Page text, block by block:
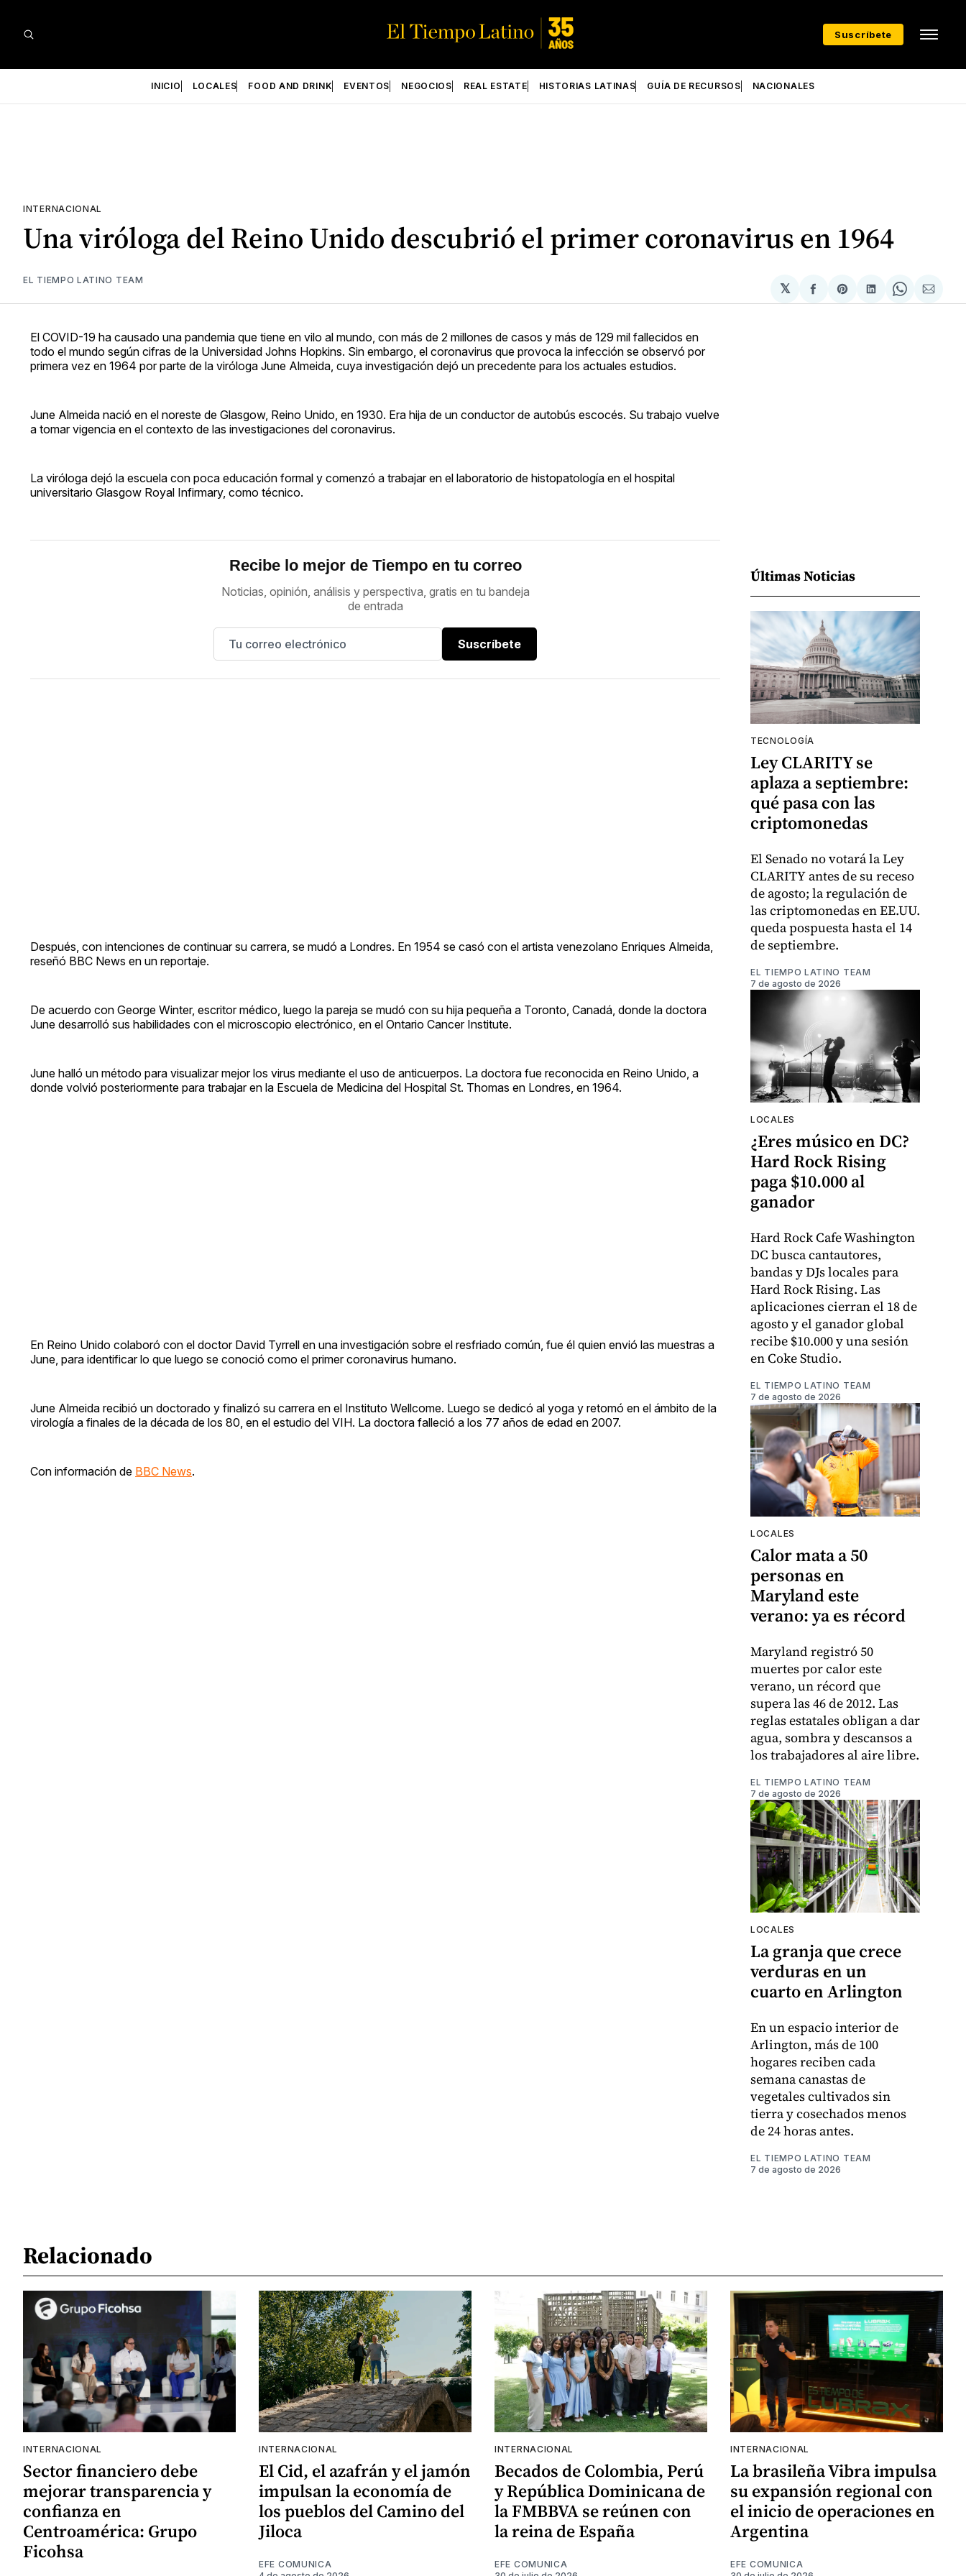
Suscríbete
INICIO LOCALES FOOD AND DRINK EVENTOS NEGOCIOS REAL ESTATE HISTORIAS LATINAS GUÍA DE RECURSOS NACIONALES
INTERNACIONAL
Una viróloga del Reino Unido descubrió el primer coronavirus en 1964
EL TIEMPO LATINO TEAM
𝕏
Compartir
en
Share
on
Compartir
en
Share
on
via
El COVID-19 ha causado una pandemia que tiene en vilo al mundo, con más de 2 millones de casos y más de 129 mil fallecidos en
todo el mundo según cifras de la Universidad Johns Hopkins. Sin embargo, el coronavirus que provoca la infección se observó por
primera vez en 1964 por parte de la viróloga June Almeida, cuya investigación dejó un precedente para los actuales estudios.
June Almeida nació en el noreste de Glasgow, Reino Unido, en 1930. Era hija de un conductor de autobús escocés. Su trabajo vuelve
a tomar vigencia en el contexto de las investigaciones del coronavirus.
La viróloga dejó la escuela con poca educación formal y comenzó a trabajar en el laboratorio de histopatología en el hospital
universitario Glasgow Royal Infirmary, como técnico.
Recibe lo mejor de Tiempo en tu correo
Noticias, opinión, análisis y perspectiva, gratis en tu bandeja
de entrada
Suscríbete
Después, con intenciones de continuar su carrera, se mudó a Londres. En 1954 se casó con el artista venezolano Enriques Almeida,
reseñó BBC News en un reportaje.
De acuerdo con George Winter, escritor médico, luego la pareja se mudó con su hija pequeña a Toronto, Canadá, donde la doctora
June desarrolló sus habilidades con el microscopio electrónico, en el Ontario Cancer Institute.
June halló un método para visualizar mejor los virus mediante el uso de anticuerpos. La doctora fue reconocida en Reino Unido, a
donde volvió posteriormente para trabajar en la Escuela de Medicina del Hospital St. Thomas en Londres, en 1964.
En Reino Unido colaboró con el doctor David Tyrrell en una investigación sobre el resfriado común, fue él quien envió las muestras a
June, para identificar lo que luego se conoció como el primer coronavirus humano.
June Almeida recibió un doctorado y finalizó su carrera en el Instituto Wellcome. Luego se dedicó al yoga y retomó en el ámbito de la
virología a finales de la década de los 80, en el estudio del VIH. La doctora falleció a los 77 años de edad en 2007.
Con información de BBC News.
Últimas Noticias
TECNOLOGÍA
Ley CLARITY se
aplaza a septiembre:
qué pasa con las
criptomonedas
El Senado no votará la Ley
CLARITY antes de su receso
de agosto; la regulación de
las criptomonedas en EE.UU.
queda pospuesta hasta el 14
de septiembre.
EL TIEMPO LATINO TEAM
7 de agosto de 2026
LOCALES
¿Eres músico en DC?
Hard Rock Rising
paga $10.000 al
ganador
Hard Rock Cafe Washington
DC busca cantautores,
bandas y DJs locales para
Hard Rock Rising. Las
aplicaciones cierran el 18 de
agosto y el ganador global
recibe $10.000 y una sesión
en Coke Studio.
EL TIEMPO LATINO TEAM
7 de agosto de 2026
LOCALES
Calor mata a 50
personas en
Maryland este
verano: ya es récord
Maryland registró 50
muertes por calor este
verano, un récord que
supera las 46 de 2012. Las
reglas estatales obligan a dar
agua, sombra y descansos a
los trabajadores al aire libre.
EL TIEMPO LATINO TEAM
7 de agosto de 2026
LOCALES
La granja que crece
verduras en un
cuarto en Arlington
En un espacio interior de
Arlington, más de 100
hogares reciben cada
semana canastas de
vegetales cultivados sin
tierra y cosechados menos
de 24 horas antes.
EL TIEMPO LATINO TEAM
7 de agosto de 2026
Relacionado
INTERNACIONAL
Sector financiero debe
mejorar transparencia y
confianza en
Centroamérica: Grupo
Ficohsa
INTERNACIONAL
El Cid, el azafrán y el jamón
impulsan la economía de
los pueblos del Camino del
Jiloca
EFE COMUNICA
INTERNACIONAL
Becados de Colombia, Perú
y República Dominicana de
la FMBBVA se reúnen con
la reina de España
EFE COMUNICA
INTERNACIONAL
La brasileña Vibra impulsa
su expansión regional con
el inicio de operaciones en
Argentina
EFE COMUNICA